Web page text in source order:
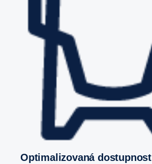
Optimalizovaná dostupnost